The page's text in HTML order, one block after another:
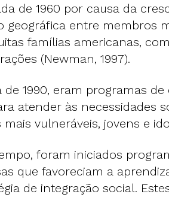
de 1960 por causa da
geográfica entre membros
famílias americanas,
(Newman, 1997).
de 1990, eram programas
atender às necessidades
mais vulneráveis, jovens e
foram iniciados
que favoreciam a
de integração social.